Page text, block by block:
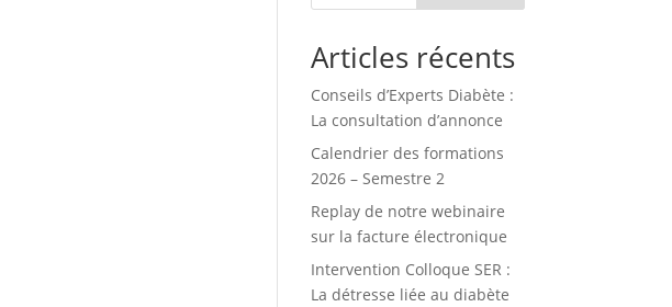
Articles récents
Conseils d’Experts Diabète :
La consultation d’annonce
Calendrier des formations
2026 – Semestre 2
Replay de notre webinaire
sur la facture électronique
Intervention Colloque SER :
La détresse liée au diabète